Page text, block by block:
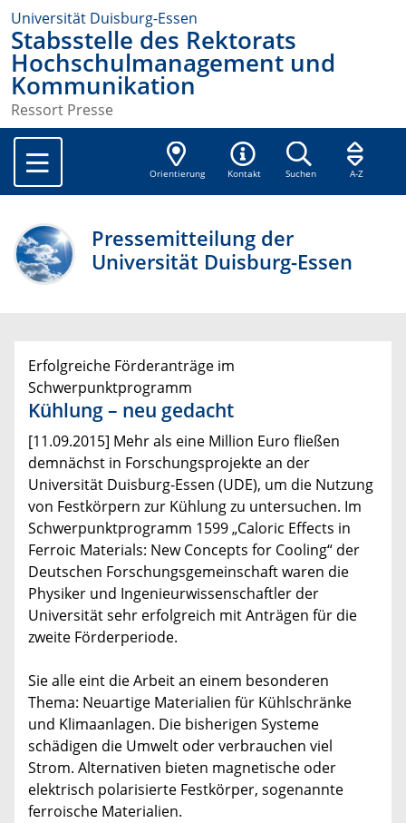
Universität Duisburg-Essen
Stabsstelle des Rektorats
Hochschulmanagement und
Kommunikation
Ressort Presse
Orientierung Kontakt Suchen A-Z
Pressemitteilung der
Universität Duisburg-Essen
Erfolgreiche Förderanträge im
Schwerpunktprogramm
Kühlung – neu gedacht
[11.09.2015] Mehr als eine Million Euro fließen
demnächst in Forschungsprojekte an der
Universität Duisburg-Essen (UDE), um die Nutzung
von Festkörpern zur Kühlung zu untersuchen. Im
Schwerpunktprogramm 1599 „Caloric Effects in
Ferroic Materials: New Concepts for Cooling“ der
Deutschen Forschungsgemeinschaft waren die
Physiker und Ingenieurwissenschaftler der
Universität sehr erfolgreich mit Anträgen für die
zweite Förderperiode.
Sie alle eint die Arbeit an einem besonderen
Thema: Neuartige Materialien für Kühlschränke
und Klimaanlagen. Die bisherigen Systeme
schädigen die Umwelt oder verbrauchen viel
Strom. Alternativen bieten magnetische oder
elektrisch polarisierte Festkörper, sogenannte
ferroische Materialien.